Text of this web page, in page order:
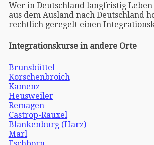
Wer in Deutschland langfristig
aus dem Ausland nach Deutschland
rechtlich geregelt einen
Integrationskurse in andere Orte
Brunsbüttel
Korschenbroich
Kamenz
Heusweiler
Remagen
Castrop-Rauxel
Blankenburg (Harz)
Marl